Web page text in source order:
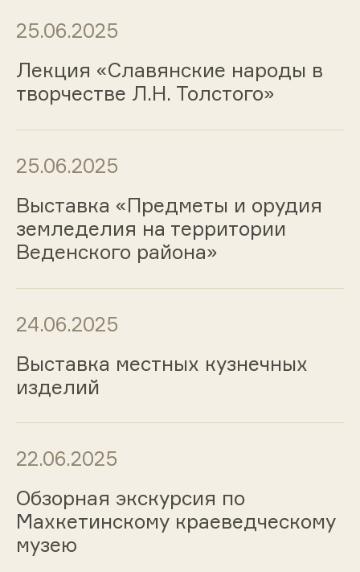
25.06.2025
Лекция «Славянские народы в
творчестве Л.Н. Толстого»
25.06.2025
Выставка «Предметы и орудия
земледелия на территории
Веденского района»
24.06.2025
Выставка местных кузнечных
изделий
22.06.2025
Обзорная экскурсия по
Махкетинскому краеведческому
музею